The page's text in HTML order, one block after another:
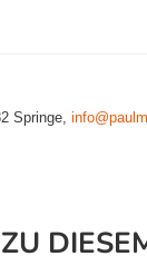
Springe,
ZU